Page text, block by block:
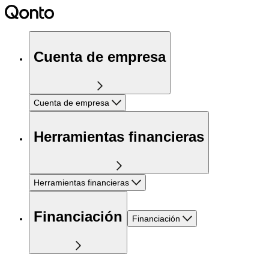
Cuenta de empresa
Cuenta de empresa
Herramientas financieras
Herramientas financieras
Financiación Financiación